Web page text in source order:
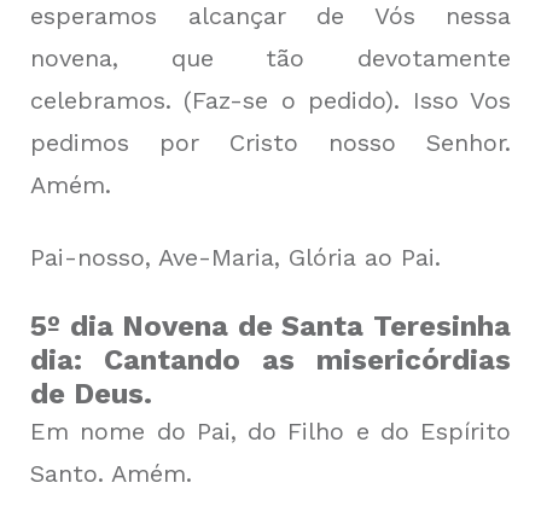
esperamos alcançar de Vós nessa
novena, que tão devotamente
celebramos. (Faz-se o pedido). Isso Vos
pedimos por Cristo nosso Senhor.
Amém.
Pai-nosso, Ave-Maria, Glória ao Pai.
5º dia Novena de Santa Teresinha
dia: Cantando as misericórdias
de Deus.
Em nome do Pai, do Filho e do Espírito
Santo. Amém.